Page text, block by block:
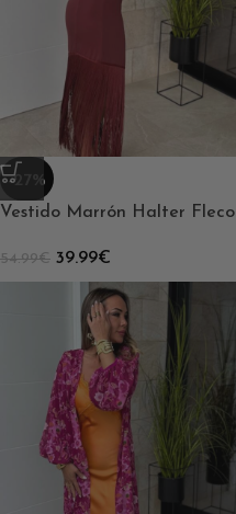
-27%
Vestido Marrón Halter Fleco
54.99€ 39.99€